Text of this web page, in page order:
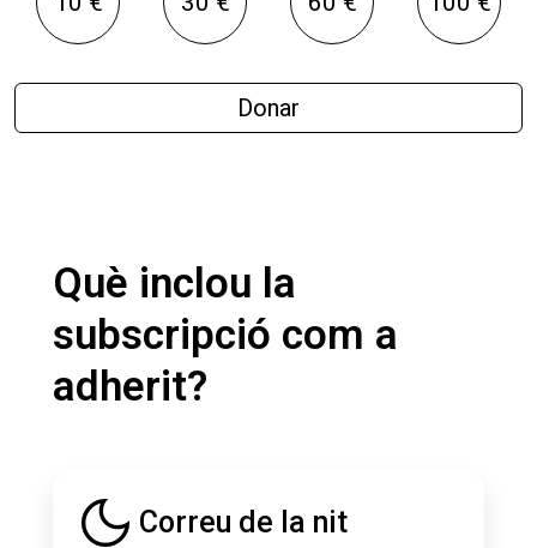
Donar
Què inclou la
subscripció com a
adherit?
Correu de la nit